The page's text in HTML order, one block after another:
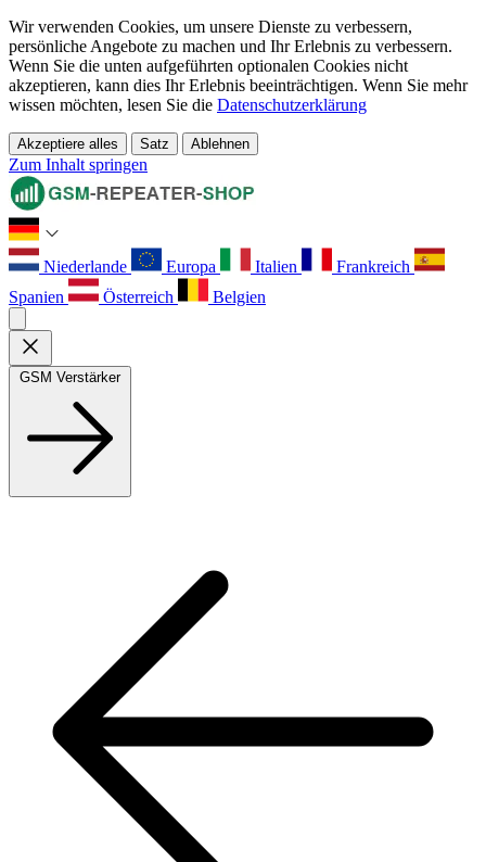
Wir verwenden Cookies, um unsere Dienste zu verbessern,
persönliche Angebote zu machen und Ihr Erlebnis zu verbessern.
Wenn Sie die unten aufgeführten optionalen Cookies nicht
akzeptieren, kann dies Ihr Erlebnis beeinträchtigen. Wenn Sie mehr
wissen möchten, lesen Sie die Datenschutzerklärung
Akzeptiere alles Satz Ablehnen
Zum Inhalt springen
Niederlande Europa Italien
Frankreich
Spanien
Österreich Belgien
GSM Verstärker